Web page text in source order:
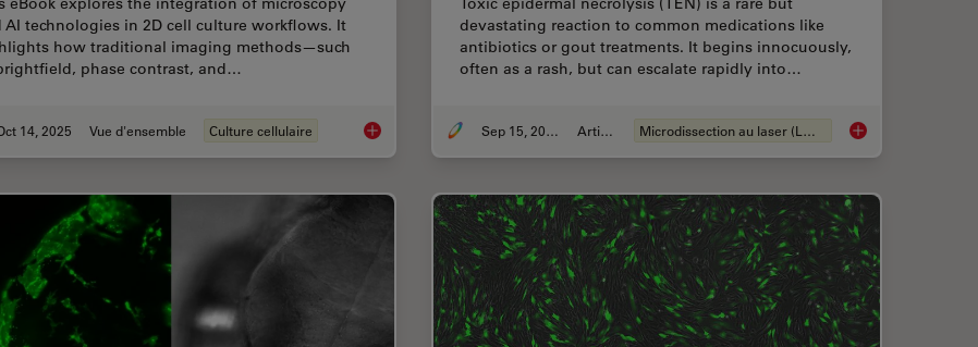
AI technologies in 2D cell culture workflows. It
how traditional imaging methods—such
phase contrast, and…
14, 2025 Vue d'ensemble Culture cellulaire Microscopy and AI Solutions for 2D Cell Culture
devastating reaction to common medications like
antibiotics or gout treatments. It begins innocuously,
often as a rash, but can escalate rapidly into…
Sep 15, 2025 Article Microdissection au laser (LMD) How a